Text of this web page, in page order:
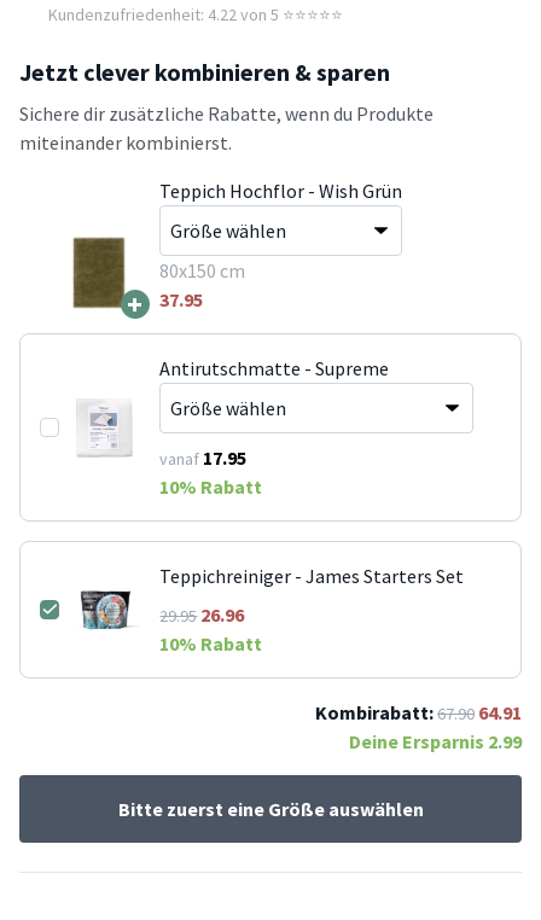
Kundenzufriedenheit: 4.22 von 5 ⭐️⭐️⭐️⭐️⭐️
Jetzt clever kombinieren & sparen
Sichere dir zusätzliche Rabatte, wenn du Produkte
miteinander kombinierst.
+
Teppich Hochflor - Wish Grün
80x150 cm
37.95
Antirutschmatte - Supreme
vanaf 17.95
10% Rabatt
Teppichreiniger - James Starters Set
29.9526.96
10% Rabatt
Kombirabatt:67.90 64.91
Deine Ersparnis 2.99
Bitte zuerst eine Größe auswählen